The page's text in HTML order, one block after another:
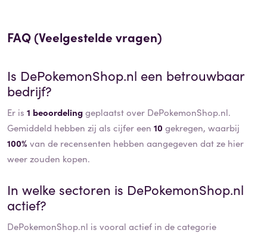
FAQ (Veelgestelde vragen)
Is DePokemonShop.nl een betrouwbaar
bedrijf?
Er is 1 beoordelinggeplaatst over DePokemonShop.nl.
Gemiddeld hebben zij als cijfer een 10 gekregen, waarbij
100% van de recensenten hebben aangegeven dat ze hier
weer zouden kopen.
In welke sectoren is DePokemonShop.nl
actief?
DePokemonShop.nl is vooral actief in de categorie